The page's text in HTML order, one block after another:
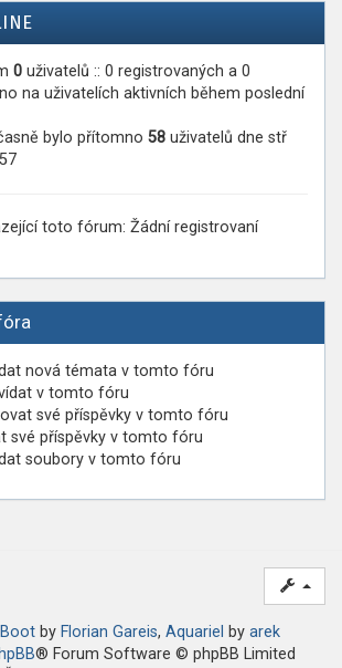
0 uživatelů :: 0 registrovaných a 0
na uživatelích aktivních během poslední
bylo přítomno 58 uživatelů dne stř
toto fórum: Žádní registrovaní
nová témata v tomto fóru
v tomto fóru
své příspěvky v tomto fóru
své příspěvky v tomto fóru
soubory v tomto fóru
by Florian Gareis, Aquariel by arek
® Forum Software © phpBB Limited